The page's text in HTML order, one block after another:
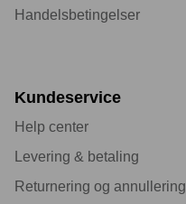
Handelsbetingelser
Kundeservice
Help center
Levering & betaling
Returnering og annullering